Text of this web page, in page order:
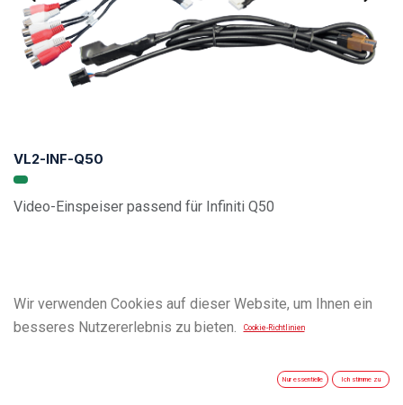
VL2-INF-Q50
Video-Einspeiser passend für Infiniti Q50
Wir verwenden Cookies auf dieser Website, um Ihnen ein
besseres Nutzererlebnis zu bieten.
Cookie-Richtlinien
Nur essentielle Ich stimme zu